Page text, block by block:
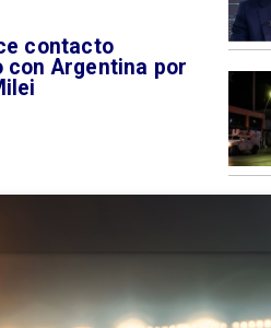
contacto
con Argentina por